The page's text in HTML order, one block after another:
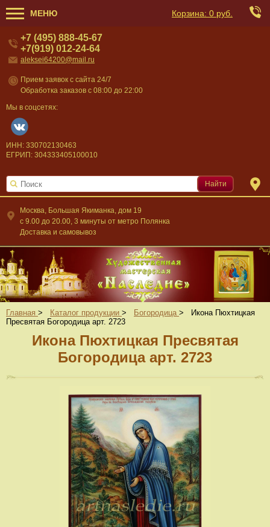
МЕНЮ Корзина: 0 руб.
Москва, Большая Якиманка, дом 19
c 9.00 до 20.00, 3 минуты от метро Полянка
Доставка и самовывоз
+7 (495) 888-45-67
+7(919) 012-24-64
aleksei64200@mail.ru
Прием заявок с сайта 24/7
Обработка заказов с 08:00 до 22:00
Мы в соцсетях:
ИНН: 330702130463
ЕГРИП: 304333405100010
Найти
Главная > Каталог продукции > Богородица >
Икона Пюхтицкая
Пресвятая Богородица арт. 2723
Икона Пюхтицкая Пресвятая
Богородица арт. 2723